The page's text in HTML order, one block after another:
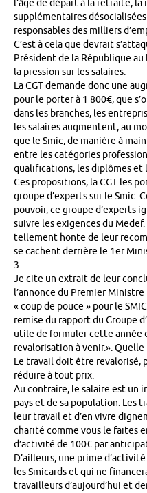
l’âge de départ à la retraite,
supplémentaires
responsables des milliers
C’est à cela que devrait
Président de la République
la pression sur les salaires.
La CGT demande donc une
pour le porter à 1 800€, que
dans les branches, les
les salaires augmentent, au
que le Smic, de manière à
entre les catégories
qualifications, les diplômes et
Ces propositions, la CGT les
groupe d’experts sur le Smic.
pouvoir, ce groupe d’experts
suivre les exigences du
tellement honte de leur
se cachent derrière le 1er
3
Je cite un extrait de leur
l’annonce du Premier
« coup de pouce » pour le
remise du rapport du Groupe
utile de formuler cette année
revalorisation à venir.».
Le travail doit être revalorisé,
réduire à tout prix.
Au contraire, le salaire est un
pays et de sa population. Les
leur travail et d’en vivre
charité comme vous le faites
d’activité de 100€ par
D’ailleurs, une prime
les Smicards et qui ne
travailleurs d’aujourd’hui et